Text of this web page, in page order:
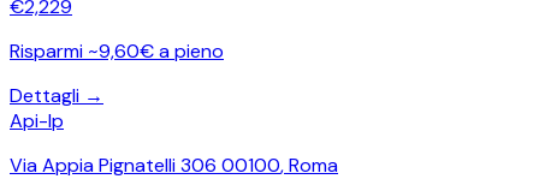
€2,229
Risparmi ~9,60€ a pieno
Dettagli →
Api-Ip
Via Appia Pignatelli 306 00100,Roma